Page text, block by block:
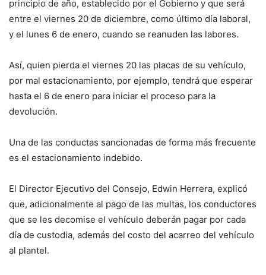
principio de año, establecido por el Gobierno y que será
entre el viernes 20 de diciembre, como último día laboral,
y el lunes 6 de enero, cuando se reanuden las labores.
Así, quien pierda el viernes 20 las placas de su vehículo,
por mal estacionamiento, por ejemplo, tendrá que esperar
hasta el 6 de enero para iniciar el proceso para la
devolución.
Una de las conductas sancionadas de forma más frecuente
es el estacionamiento indebido.
El Director Ejecutivo del Consejo, Edwin Herrera, explicó
que, adicionalmente al pago de las multas, los conductores
que se les decomise el vehículo deberán pagar por cada
día de custodia, además del costo del acarreo del vehículo
al plantel.